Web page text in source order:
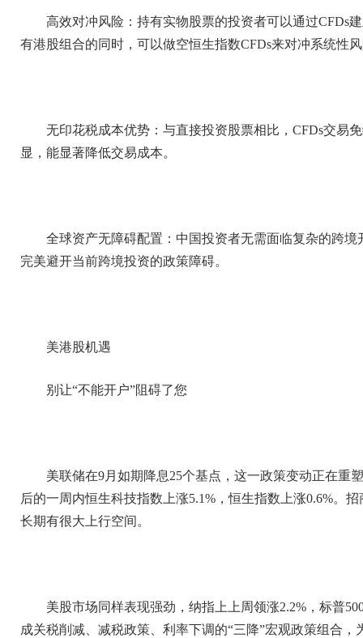
高效对冲风险：持有实物股票的投资者可以通过CFDs
有港股组合的同时，可以做空恒生指数CFDs来对冲系统性
无印花税成本优势：与直接投资股票相比，CFDs交易
显，能显著降低交易成本。
全球资产无障碍配置：中国投资者无需面临复杂的跨
完美避开当前跨境投资的政策障碍。
美港股机遇
别让“不能开户”阻碍了您
美联储在9月如期降息25个基点，这一政策变动正在重
后的一周内恒生科技指数上涨5.1%，恒生指数上涨0.6%。
长期有很大上行空间。
美股市场同样表现强劲，纳指上上周领涨2.2%，标普
成关税削减、减税政策、利率下调的“三降”宏观政策组合，